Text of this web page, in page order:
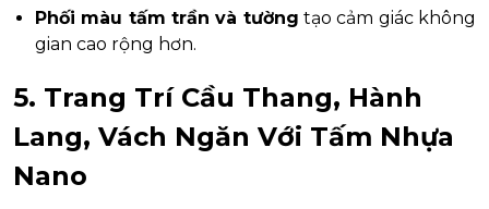
Phối màu tấm trần và tường tạo cảm giác không
gian cao rộng hơn.
5. Trang Trí Cầu Thang, Hành
Lang, Vách Ngăn Với Tấm Nhựa
Nano